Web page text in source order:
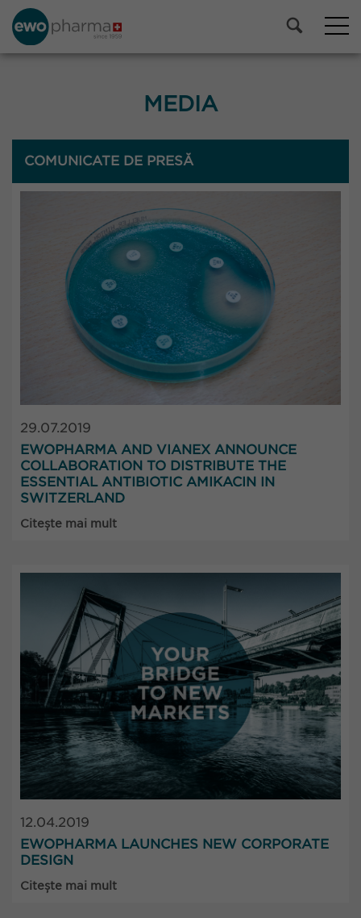
MEDIA
COMUNICATE DE PRESĂ
29.07.2019
EWOPHARMA AND VIANEX ANNOUNCE
COLLABORATION TO DISTRIBUTE THE
ESSENTIAL ANTIBIOTIC AMIKACIN IN
SWITZERLAND
Citește mai mult
12.04.2019
EWOPHARMA LAUNCHES NEW CORPORATE
DESIGN
Citește mai mult